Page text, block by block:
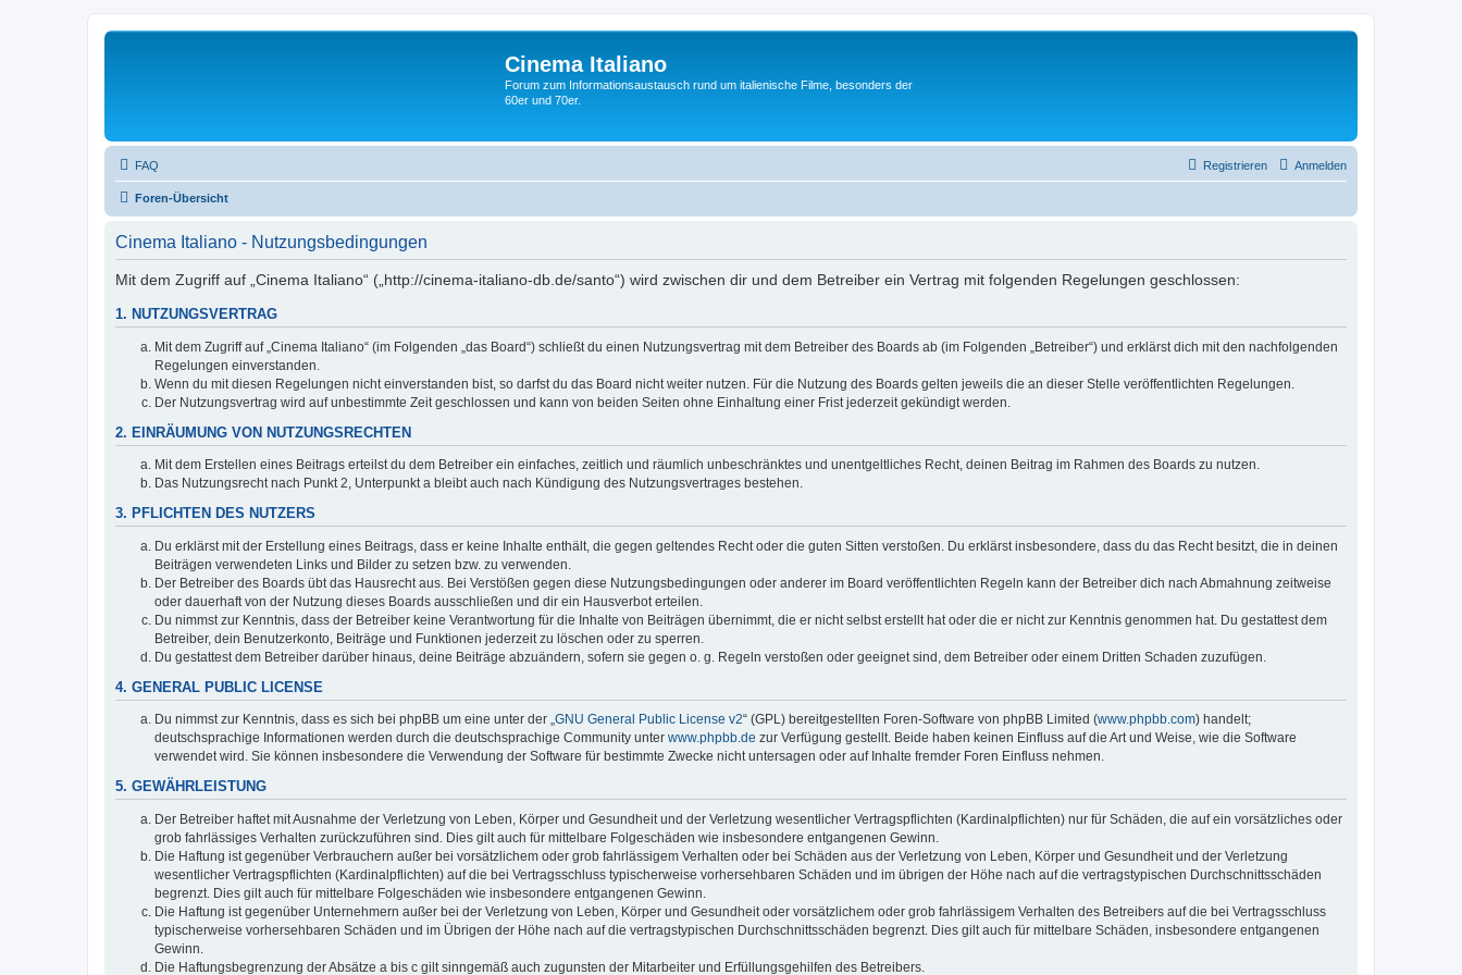
Cinema Italiano
Forum zum Informationsaustausch rund um italienische Filme, besonders der
60er und 70er.
FAQ Anmelden
Registrieren
Foren-Übersicht
Cinema Italiano - Nutzungsbedingungen
Mit dem Zugriff auf „Cinema Italiano“ („http://cinema-italiano-db.de/santo“) wird zwischen dir und dem Betreiber ein Vertrag mit folgenden Regelungen geschlossen:
1. NUTZUNGSVERTRAG
Mit dem Zugriff auf „Cinema Italiano“ (im Folgenden „das Board“) schließt du einen Nutzungsvertrag mit dem Betreiber des Boards ab (im Folgenden „Betreiber“) und erklärst dich mit den nachfolgenden
Regelungen einverstanden.
Wenn du mit diesen Regelungen nicht einverstanden bist, so darfst du das Board nicht weiter nutzen. Für die Nutzung des Boards gelten jeweils die an dieser Stelle veröffentlichten Regelungen.
Der Nutzungsvertrag wird auf unbestimmte Zeit geschlossen und kann von beiden Seiten ohne Einhaltung einer Frist jederzeit gekündigt werden.
2. EINRÄUMUNG VON NUTZUNGSRECHTEN
Mit dem Erstellen eines Beitrags erteilst du dem Betreiber ein einfaches, zeitlich und räumlich unbeschränktes und unentgeltliches Recht, deinen Beitrag im Rahmen des Boards zu nutzen.
Das Nutzungsrecht nach Punkt 2, Unterpunkt a bleibt auch nach Kündigung des Nutzungsvertrages bestehen.
3. PFLICHTEN DES NUTZERS
Du erklärst mit der Erstellung eines Beitrags, dass er keine Inhalte enthält, die gegen geltendes Recht oder die guten Sitten verstoßen. Du erklärst insbesondere, dass du das Recht besitzt, die in deinen
Beiträgen verwendeten Links und Bilder zu setzen bzw. zu verwenden.
Der Betreiber des Boards übt das Hausrecht aus. Bei Verstößen gegen diese Nutzungsbedingungen oder anderer im Board veröffentlichten Regeln kann der Betreiber dich nach Abmahnung zeitweise
oder dauerhaft von der Nutzung dieses Boards ausschließen und dir ein Hausverbot erteilen.
Du nimmst zur Kenntnis, dass der Betreiber keine Verantwortung für die Inhalte von Beiträgen übernimmt, die er nicht selbst erstellt hat oder die er nicht zur Kenntnis genommen hat. Du gestattest dem
Betreiber, dein Benutzerkonto, Beiträge und Funktionen jederzeit zu löschen oder zu sperren.
Du gestattest dem Betreiber darüber hinaus, deine Beiträge abzuändern, sofern sie gegen o. g. Regeln verstoßen oder geeignet sind, dem Betreiber oder einem Dritten Schaden zuzufügen.
4. GENERAL PUBLIC LICENSE
Du nimmst zur Kenntnis, dass es sich bei phpBB um eine unter der „GNU General Public License v2“ (GPL) bereitgestellten Foren-Software von phpBB Limited (www.phpbb.com) handelt;
deutschsprachige Informationen werden durch die deutschsprachige Community unter www.phpbb.de zur Verfügung gestellt. Beide haben keinen Einfluss auf die Art und Weise, wie die Software
verwendet wird. Sie können insbesondere die Verwendung der Software für bestimmte Zwecke nicht untersagen oder auf Inhalte fremder Foren Einfluss nehmen.
5. GEWÄHRLEISTUNG
Der Betreiber haftet mit Ausnahme der Verletzung von Leben, Körper und Gesundheit und der Verletzung wesentlicher Vertragspflichten (Kardinalpflichten) nur für Schäden, die auf ein vorsätzliches oder
grob fahrlässiges Verhalten zurückzuführen sind. Dies gilt auch für mittelbare Folgeschäden wie insbesondere entgangenen Gewinn.
Die Haftung ist gegenüber Verbrauchern außer bei vorsätzlichem oder grob fahrlässigem Verhalten oder bei Schäden aus der Verletzung von Leben, Körper und Gesundheit und der Verletzung
wesentlicher Vertragspflichten (Kardinalpflichten) auf die bei Vertragsschluss typischerweise vorhersehbaren Schäden und im übrigen der Höhe nach auf die vertragstypischen Durchschnittsschäden
begrenzt. Dies gilt auch für mittelbare Folgeschäden wie insbesondere entgangenen Gewinn.
Die Haftung ist gegenüber Unternehmern außer bei der Verletzung von Leben, Körper und Gesundheit oder vorsätzlichem oder grob fahrlässigem Verhalten des Betreibers auf die bei Vertragsschluss
typischerweise vorhersehbaren Schäden und im Übrigen der Höhe nach auf die vertragstypischen Durchschnittsschäden begrenzt. Dies gilt auch für mittelbare Schäden, insbesondere entgangenen
Gewinn.
Die Haftungsbegrenzung der Absätze a bis c gilt sinngemäß auch zugunsten der Mitarbeiter und Erfüllungsgehilfen des Betreibers.